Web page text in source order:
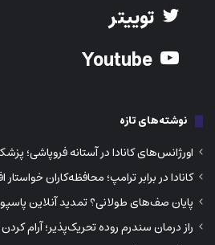
توییتر
نوشته‌های تازه
اورژانس‌های کانادا در آستانه فروپاشی؛
کانادا در برابر ترامپ؛ محافظه‌کاران
پایان صف‌های طولانی؟ تمدید آنلاین پاسپورت کانادا
راز درمان سندرم روده تحریک‌پذیر؛ آرام